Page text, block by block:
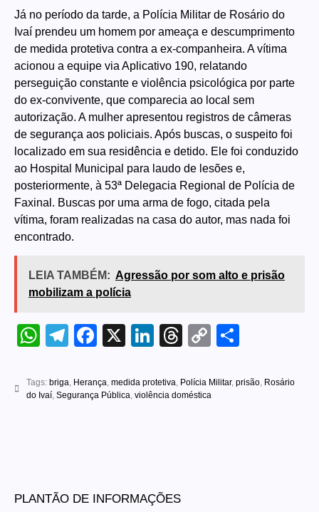
Já no período da tarde, a Polícia Militar de Rosário do
Ivaí prendeu um homem por ameaça e descumprimento
de medida protetiva contra a ex-companheira. A vítima
acionou a equipe via Aplicativo 190, relatando
perseguição constante e violência psicológica por parte
do ex-convivente, que comparecia ao local sem
autorização. A mulher apresentou registros de câmeras
de segurança aos policiais. Após buscas, o suspeito foi
localizado em sua residência e detido. Ele foi conduzido
ao Hospital Municipal para laudo de lesões e,
posteriormente, à 53ª Delegacia Regional de Polícia de
Faxinal. Buscas por uma arma de fogo, citada pela
vítima, foram realizadas na casa do autor, mas nada foi
encontrado.
LEIA TAMBÉM: Agressão por som alto e prisão
mobilizam a polícia
WhatsApp
Telegram
Facebook
X LinkedIn
Threads
Copy
Tags: briga, Herança, medida protetiva, Polícia Militar, prisão, Rosário
do Ivaí, Segurança Pública, violência doméstica
PLANTÃO DE INFORMAÇÕES